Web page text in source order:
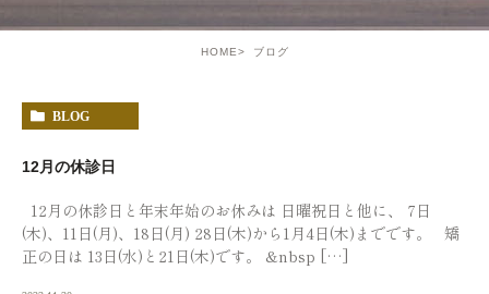
HOME ブログ
BLOG
12月の休診日
12月の休診日と年末年始のお休みは 日曜祝日と他に、 7日
(木)、11日(月)、18日(月) 28日(木)から1月4日(木)までです。 矯
正の日は 13日(水)と21日(木)です。 &nbsp […]